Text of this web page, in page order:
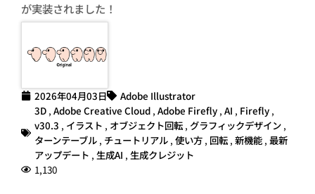
が実装されました！
2026年04月03日
Adobe Illustrator
3D , Adobe Creative Cloud , Adobe Firefly , AI , Firefly ,
v30.3 , イラスト , オブジェクト回転 , グラフィックデザイン ,
ターンテーブル , チュートリアル , 使い方 , 回転 , 新機能 , 最新
アップデート , 生成AI , 生成クレジット
1,130